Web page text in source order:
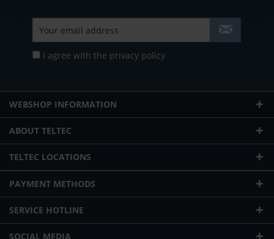
I agree with the privacy policy
WEBSHOP INFORMATION
ABOUT TELTEC
TELTEC LOCATIONS
PAYMENT METHODS
SERVICE HOTLINE
SOCIAL MEDIA